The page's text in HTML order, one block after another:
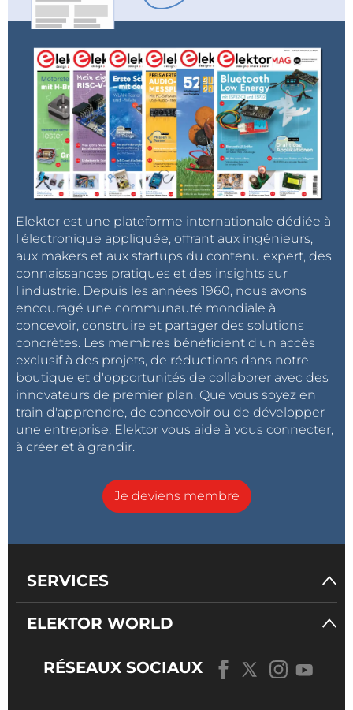
Elektor est une plateforme internationale dédiée à
l'électronique appliquée, offrant aux ingénieurs,
aux makers et aux startups du contenu expert, des
connaissances pratiques et des insights sur
l'industrie. Depuis les années 1960, nous avons
encouragé une communauté mondiale à
concevoir, construire et partager des solutions
concrètes. Les membres bénéficient d'un accès
exclusif à des projets, de réductions dans notre
boutique et d'opportunités de collaborer avec des
innovateurs de premier plan. Que vous soyez en
train d'apprendre, de concevoir ou de développer
une entreprise, Elektor vous aide à vous connecter,
à créer et à grandir.
Je deviens membre
SERVICES
ELEKTOR WORLD
RÉSEAUX SOCIAUX